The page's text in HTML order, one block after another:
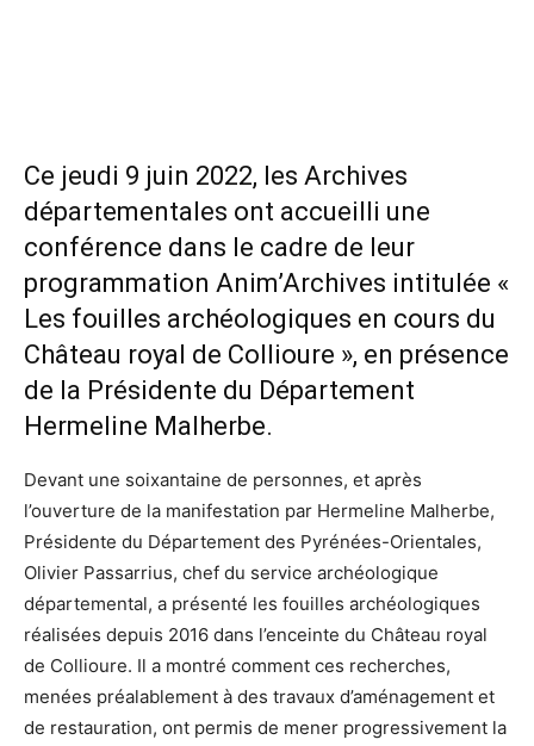
Ce jeudi 9 juin 2022, les Archives
départementales ont accueilli une
conférence dans le cadre de leur
programmation Anim’Archives intitulée «
Les fouilles archéologiques en cours du
Château royal de Collioure », en présence
de la Présidente du Département
Hermeline Malherbe.
Devant une soixantaine de personnes, et après
l’ouverture de la manifestation par Hermeline Malherbe,
Présidente du Département des Pyrénées-Orientales,
Olivier Passarrius, chef du service archéologique
départemental, a présenté les fouilles archéologiques
réalisées depuis 2016 dans l’enceinte du Château royal
de Collioure. Il a montré comment ces recherches,
menées préalablement à des travaux d’aménagement et
de restauration, ont permis de mener progressivement la